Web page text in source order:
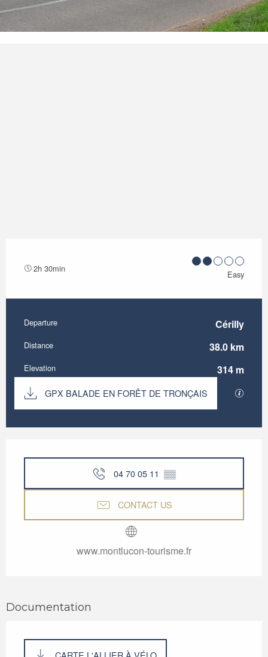
2h 30min
Easy
Practical information
Departure Cérilly
Distance 38.0 km
Elevation
314 m
Documentation
GPX BALADE EN FORÊT DE TRONÇAIS GPX /
04 70 05 11 ▒▒
CONTACT US
www.montlucon-tourisme.fr
Documentation